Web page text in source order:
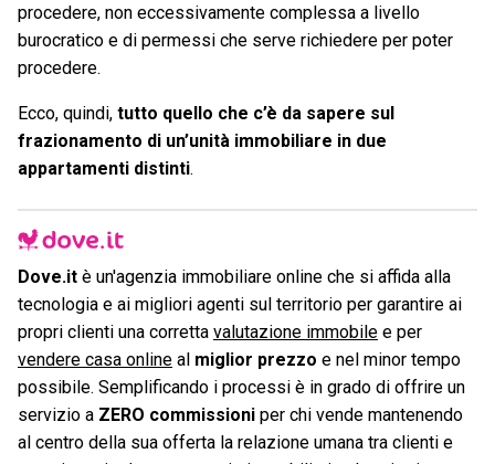
procedere, non eccessivamente complessa a livello
burocratico e di permessi che serve richiedere per poter
procedere.
Ecco, quindi, tutto quello che c’è da sapere sul
frazionamento di un’unità immobiliare in due
appartamenti distinti.
Dove.it è un'agenzia immobiliare online che si affida alla
tecnologia e ai migliori agenti sul territorio per garantire ai
propri clienti una corretta valutazione immobile e per
vendere casa online al miglior prezzo e nel minor tempo
possibile. Semplificando i processi è in grado di offrire un
servizio a ZERO commissioni per chi vende mantenendo
al centro della sua offerta la relazione umana tra clienti e